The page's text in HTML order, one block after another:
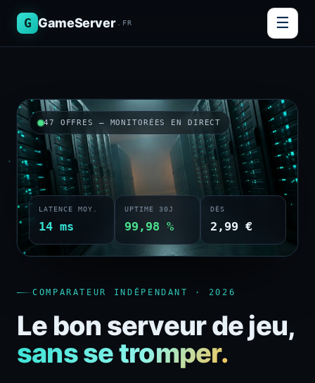
G GameServer .FR ☰
COMPARATEUR INDÉPENDANT · 2026
Le bon serveur de jeu,
sans se tromper.
47 OFFRES — MONITORÉES EN DIRECT
LATENCE MOY.
14 ms
UPTIME 30J
99,98 %
DÈS
2,99 €